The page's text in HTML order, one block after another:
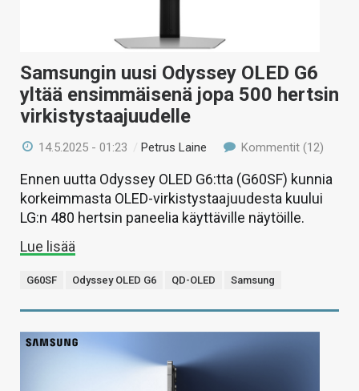
Samsungin uusi Odyssey OLED G6
yltää ensimmäisenä jopa 500 hertsin
virkistystaajuudelle
14.5.2025 - 01:23 / Petrus Laine Kommentit (12)
Ennen uutta Odyssey OLED G6:tta (G60SF) kunnia
korkeimmasta OLED-virkistystaajuudesta kuului
LG:n 480 hertsin paneelia käyttäville näytöille.
Lue lisää
G60SF Odyssey OLED G6 QD-OLED Samsung